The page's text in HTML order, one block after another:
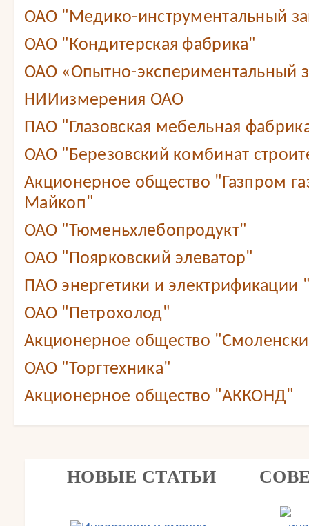
ОАО "Медико-инструментальный
ОАО "Кондитерская фабрика"
ОАО «Опытно-экспериментальный
НИИизмерения ОАО
ПАО "Глазовская мебельная
ОАО "Березовский комбинат
Акционерное общество "Газпром
Майкоп"
ОАО "Тюменьхлебопродукт"
ОАО "Поярковский элеватор"
ПАО энергетики и электрификации
ОАО "Петрохолод"
Акционерное общество
ОАО "Торгтехника"
Акционерное общество "АККОНД"
НОВЫЕ СТАТЬИ